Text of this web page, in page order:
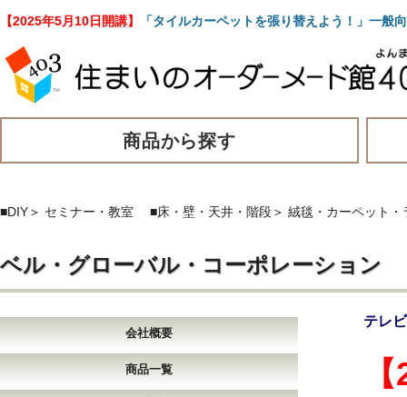
【2025年5月10日開講】 「タイルカーペットを張り替えよう！」一
商品から探す
■DIY＞ セミナー・教室 ■床・壁・天井・階段＞ 絨毯・カーペット・
ベル・グローバル・コーポレーション
会社概要
商品一覧
テレ